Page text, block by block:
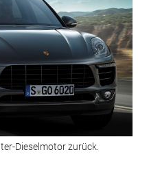
Dieselmotor zurück.